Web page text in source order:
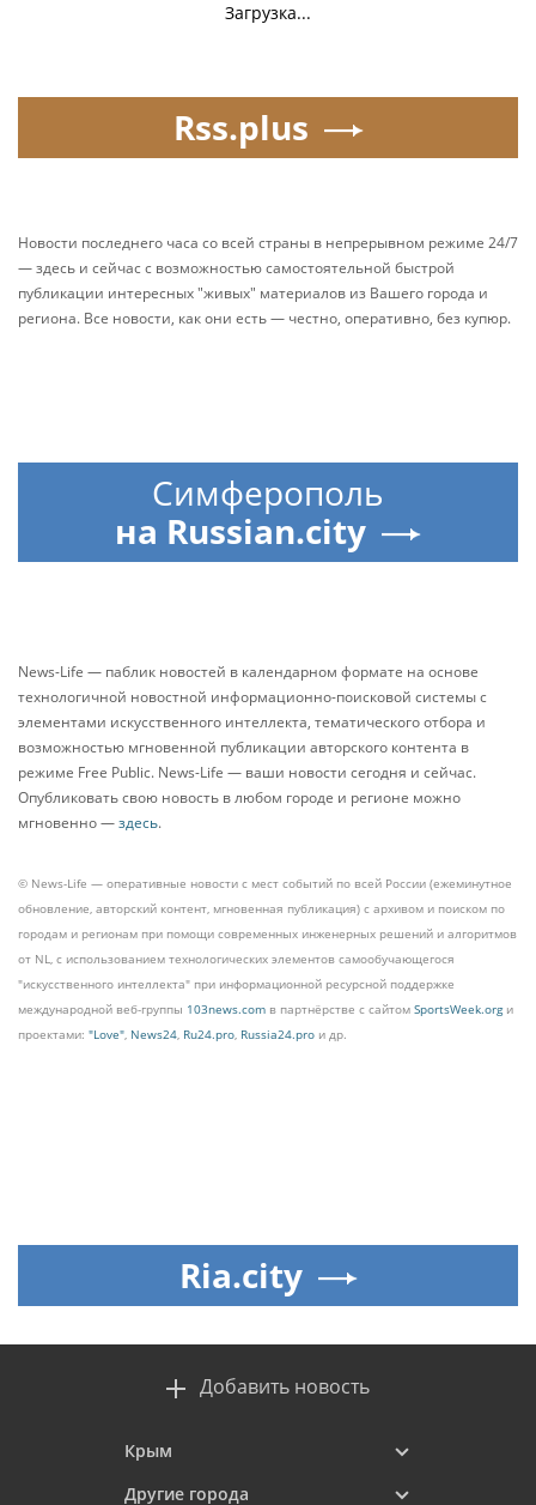
Загрузка...
Rss.plus
Новости последнего часа со всей страны в непрерывном режиме 24/7
— здесь и сейчас с возможностью самостоятельной быстрой
публикации интересных "живых" материалов из Вашего города и
региона. Все новости, как они есть — честно, оперативно, без купюр.
Симферополь
на Russian.city
News-Life — паблик новостей в календарном формате на основе
технологичной новостной информационно-поисковой системы с
элементами искусственного интеллекта, тематического отбора и
возможностью мгновенной публикации авторского контента в
режиме Free Public. News-Life — ваши новости сегодня и сейчас.
Опубликовать свою новость в любом городе и регионе можно
мгновенно —здесь.
© News-Life — оперативные новости с мест событий по всей России (ежеминутное
обновление, авторский контент, мгновенная публикация) с архивом и поиском по
городам и регионам при помощи современных инженерных решений и алгоритмов
от NL, с использованием технологических элементов самообучающегося
"искусственного интеллекта" при информационной ресурсной поддержке
международной веб-группы 103news.com в партнёрстве с сайтом SportsWeek.orgи
проектами: "Love", News24, Ru24.pro, Russia24.pro и др.
Ria.city
Добавить новость
Крым
Другие города